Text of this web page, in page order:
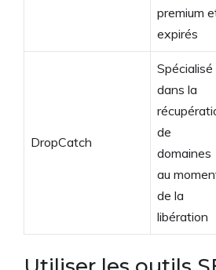
premium
expirés
DropCatch
Spécialisé
dans la
de
domaines
au
de la
libération